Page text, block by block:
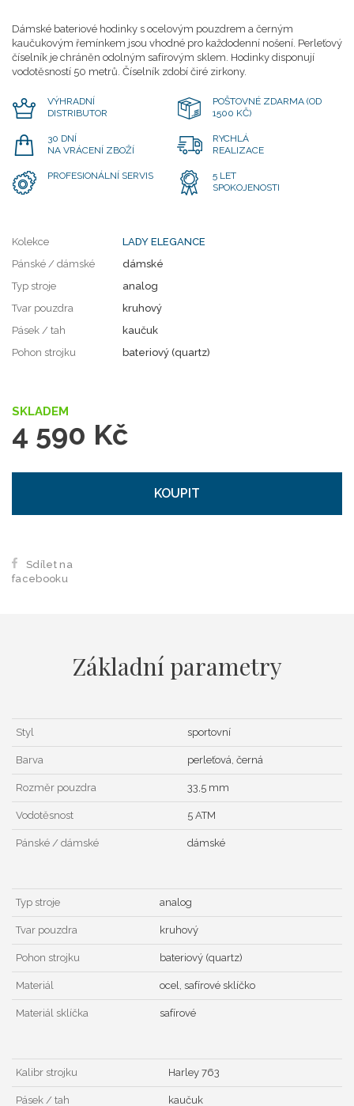
Dámské bateriové hodinky s ocelovým pouzdrem a černým
kaučukovým řemínkem jsou vhodné pro každodenní nošení. Perleťový
číselník je chráněn odolným safírovým sklem. Hodinky disponují
vodotěsností 50 metrů. Číselník zdobí čiré zirkony.
VÝHRADNÍ
DISTRIBUTOR
POŠTOVNÉ ZDARMA (OD
1500 KČ)
30 DNÍ
NA VRÁCENÍ ZBOŽÍ
RYCHLÁ
REALIZACE
PROFESIONÁLNÍ SERVIS
5 LET
SPOKOJENOSTI
Kolekce
LADY ELEGANCE
Pánské / dámské
dámské
Typ stroje
analog
Tvar pouzdra
kruhový
Pásek / tah
kaučuk
Pohon strojku
bateriový (quartz)
SKLADEM
4 590 Kč
KOUPIT
Sdílet na
facebooku
Základní parametry
Styl sportovní
Barva perleťová, černá
Rozměr pouzdra 33,5 mm
Vodotěsnost 5 ATM
Pánské / dámské dámské
Typ stroje analog
Tvar pouzdra kruhový
Pohon strojku bateriový (quartz)
Materiál ocel, safírové sklíčko
Materiál sklíčka safírové
Kalibr strojku Harley 763
Pásek / tah kaučuk